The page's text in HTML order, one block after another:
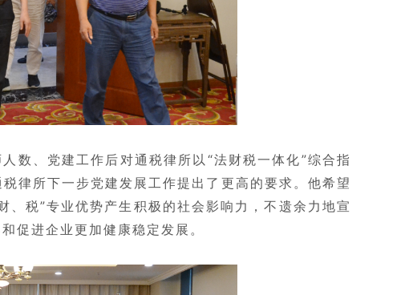
数、党建工作后对通税律所以“法财税一体化”综合指
律所下一步党建发展工作提出了更高的要求。他希望
税”专业优势产生积极的社会影响力，不遗余力地宣
促进企业更加健康稳定发展。